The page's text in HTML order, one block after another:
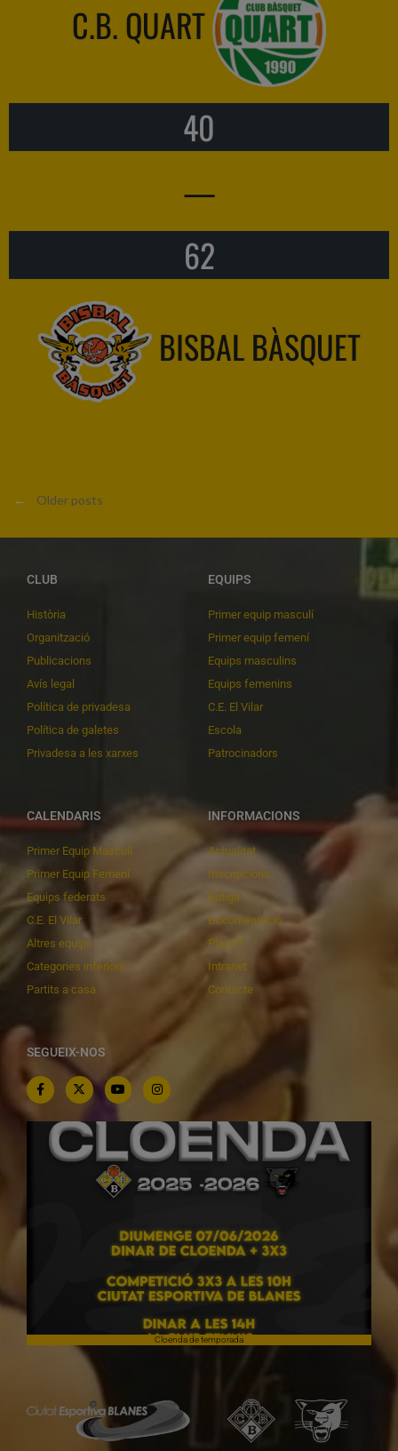
C.B. QUART
40
—
62
BISBAL BÀSQUET
← Older posts
CLUB
Història
Organització
Publicacions
Avís legal
Política de privadesa
Política de galetes
Privadesa a les xarxes
EQUIPS
Primer equip masculí
Primer equip femení
Equips masculins
Equips femenins
C.E. El Vilar
Escola
Patrocinadors
CALENDARIS
Primer Equip Masculí
Primer Equip Femení
Equips federats
C.E. El Vilar
Altres equips
Categories inferiors
Partits a casa
INFORMACIONS
Actualitat
Inscripcions
Botiga
Documentació
Playoff
Intranet
Contacte
SEGUEIX-NOS
Cloenda de temporada